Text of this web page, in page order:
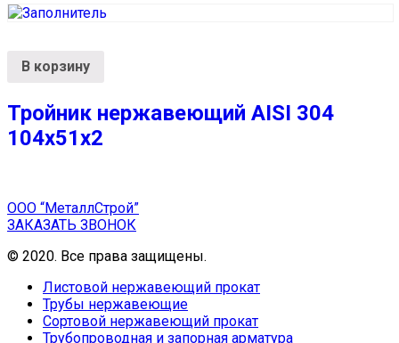
В корзину
Тройник нержавеющий AISI 304
104х51х2
ООО “МеталлСтрой”
ЗАКАЗАТЬ ЗВОНОК
© 2020. Все права защищены.
Листовой нержавеющий прокат
Трубы нержавеющие
Сортовой нержавеющий прокат
Трубопроводная и запорная арматура